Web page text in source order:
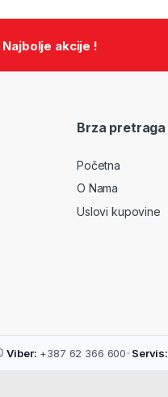
Najbolje akcije !
Brza pretraga
Početna
O Nama
Uslovi kupovine
Viber: +387 62 366 600• Servis: